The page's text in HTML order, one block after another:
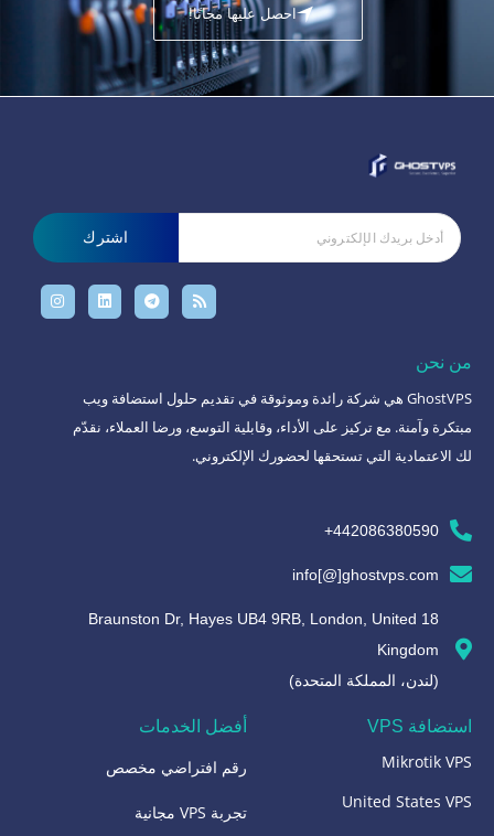
احصل عليها مجانًا!
اشترك
من نحن
GhostVPS هي شركة رائدة وموثوقة في تقديم حلول استضافة ويب
مبتكرة وآمنة. مع تركيز على الأداء، وقابلية التوسع، ورضا العملاء، نقدّم
لك الاعتمادية التي تستحقها لحضورك الإلكتروني.
442086380590+
info[@]ghostvps.com
18 Braunston Dr, Hayes UB4 9RB, London, United
Kingdom
(لندن، المملكة المتحدة)
استضافة VPS
Mikrotik VPS
United States VPS
أفضل الخدمات
رقم افتراضي مخصص
تجربة VPS مجانية